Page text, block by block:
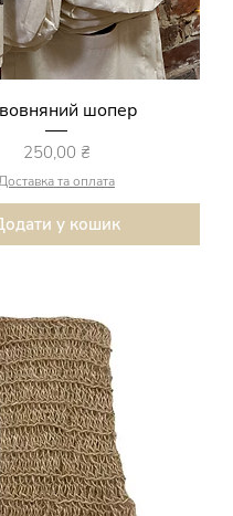
шопер
Ціна
250,00 ₴
та оплата
у кошик